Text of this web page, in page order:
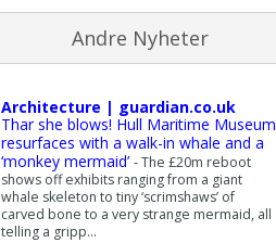
Andre Nyheter
Architecture | guardian.co.uk
Thar she blows! Hull Maritime Museum
resurfaces with a walk-in whale and a
‘monkey mermaid’ -The £20m reboot
shows off exhibits ranging from a giant
whale skeleton to tiny ‘scrimshaws’ of
carved bone to a very strange mermaid, all
telling a gripp...